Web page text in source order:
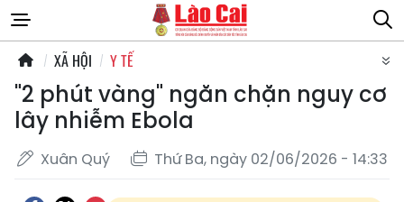
XÃ HỘI Y TẾ
"2 phút vàng" ngăn chặn nguy cơ
lây nhiễm Ebola
Xuân Quý Thứ Ba, ngày 02/06/2026 - 14:33